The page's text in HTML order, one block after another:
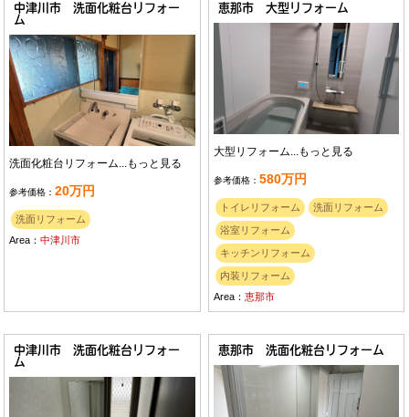
中津川市 洗面化粧台リフォー
ム
洗面化粧台リフォーム... もっと見る
参考価格：20万円
洗面リフォーム
Area：中津川市
恵那市 大型リフォーム
大型リフォーム... もっと見る
参考価格：580万円
トイレリフォーム 洗面リフォーム
浴室リフォーム
キッチンリフォーム
内装リフォーム
Area：恵那市
中津川市 洗面化粧台リフォー
ム
恵那市 洗面化粧台リフォーム